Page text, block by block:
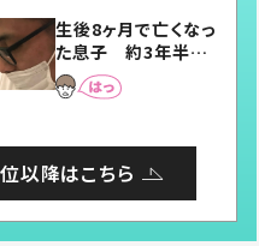
まらない」「幸せにな
れる」
生後8ヶ月で亡くなっ
た息子 約3年半
後、当時の妻の日記
に書いてあった本音
以降はこちら